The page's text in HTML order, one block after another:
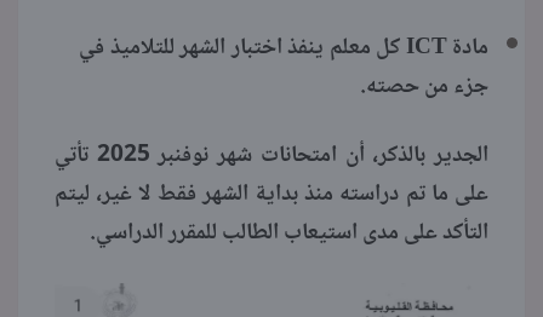
مادة ICT كل معلم ينفذ اختبار الشهر للتلاميذ في
جزء من حصته.
الجدير بالذكر، أن امتحانات شهر نوفنبر 2025 تأتي
على ما تم دراسته منذ بداية الشهر فقط لا غير، ليتم
التأكد على مدى استيعاب الطالب للمقرر الدراسي.